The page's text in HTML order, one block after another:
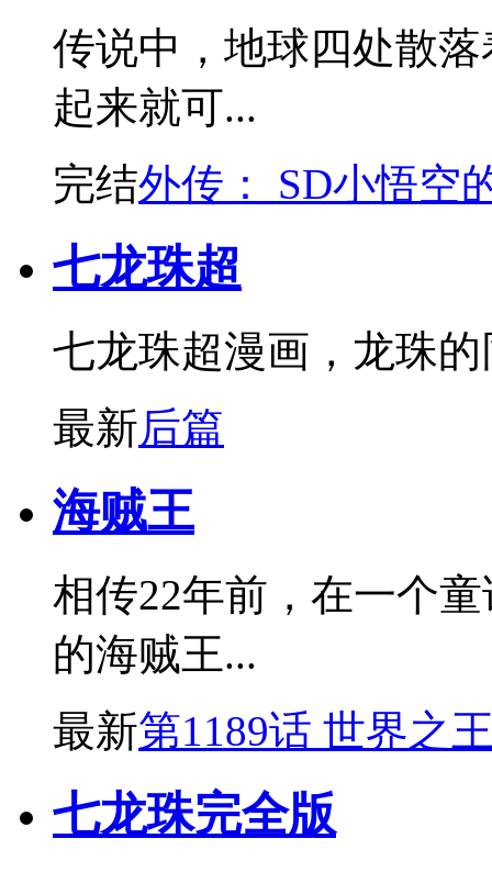
传说中，地球四处散
起来就可...
完结外传： SD小悟空
七龙珠超
七龙珠超漫画，龙珠
最新后篇
海贼王
相传22年前，在一个
的海贼王...
最新第1189话 世界之
七龙珠完全版